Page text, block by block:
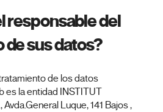
responsable del
sus datos?
de los datos
es la entidad INSTITUT
Avda.General Luque, 141 Bajos ,